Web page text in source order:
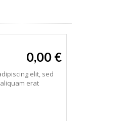
0,00 €
elit, sed
erat